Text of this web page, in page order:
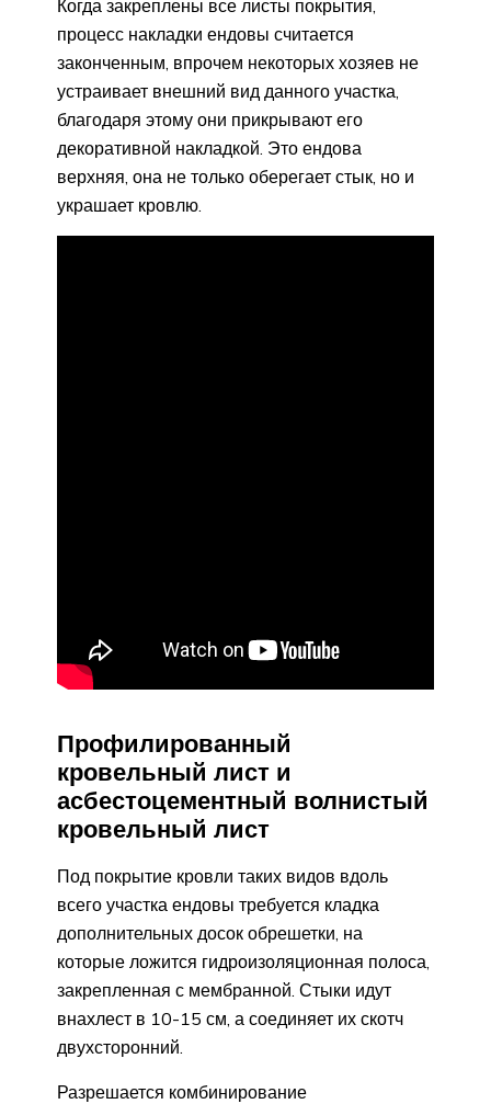
Когда закреплены все листы покрытия,
процесс накладки ендовы считается
законченным, впрочем некоторых хозяев не
устраивает внешний вид данного участка,
благодаря этому они прикрывают его
декоративной накладкой. Это ендова
верхняя, она не только оберегает стык, но и
украшает кровлю.
Профилированный
кровельный лист и
асбестоцементный волнистый
кровельный лист
Под покрытие кровли таких видов вдоль
всего участка ендовы требуется кладка
дополнительных досок обрешетки, на
которые ложится гидроизоляционная полоса,
закрепленная с мембранной. Стыки идут
внахлест в 10-15 см, а соединяет их скотч
двухсторонний.
Разрешается комбинирование